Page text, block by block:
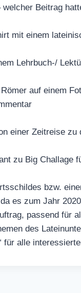
Beitrag
mit einem
Lehrbuch-/
auf einem
einer Zeitreise zu
zu Big Challage
bzw.
es zum Jahr
passend für
des
für alle